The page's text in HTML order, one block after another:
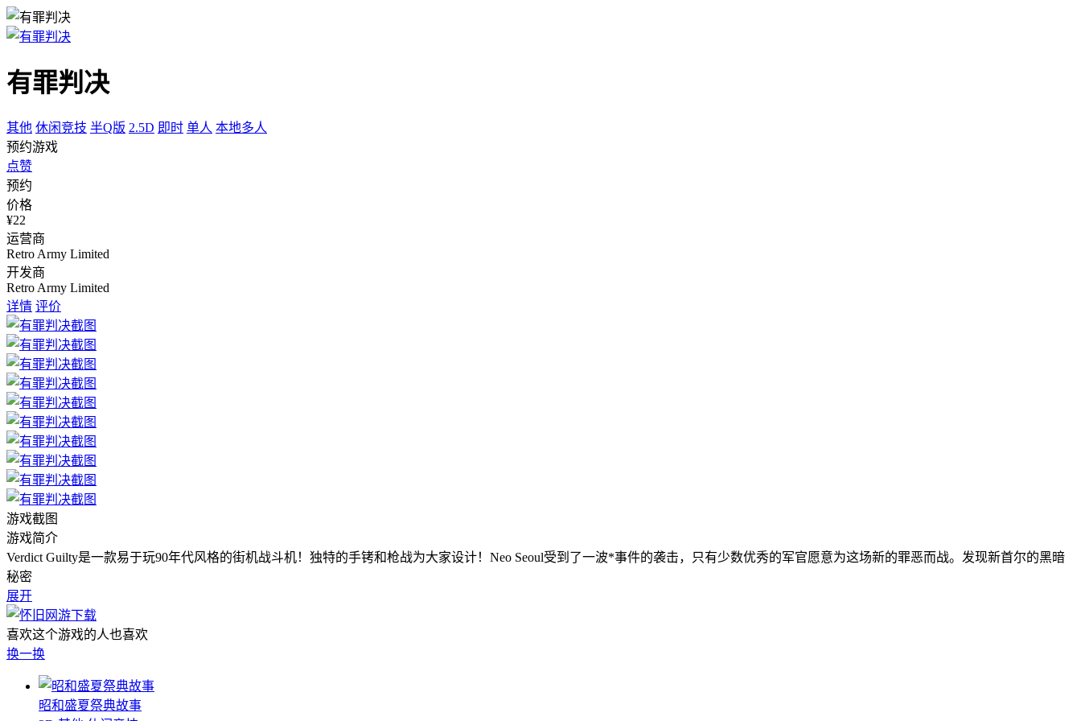
有罪判决
其他 休闲竞技 半Q版 2.5D 即时 单人 本地多人
预约游戏
点赞
预约
价格
¥22
运营商
Retro Army Limited
开发商
Retro Army Limited
详情 评价
游戏截图
游戏简介
Verdict Guilty是一款易于玩90年代风格的街机战斗机！独特的手铐和枪战为大家设计！Neo Seoul受到了一波*事件的袭击，只有少数优秀的军官愿意为这场新的罪恶而战。发现新首尔的黑暗
秘密
展开
喜欢这个游戏的人也喜欢
换一换
昭和盛夏祭典故事